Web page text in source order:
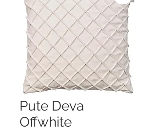
Pute Deva
Offwhite